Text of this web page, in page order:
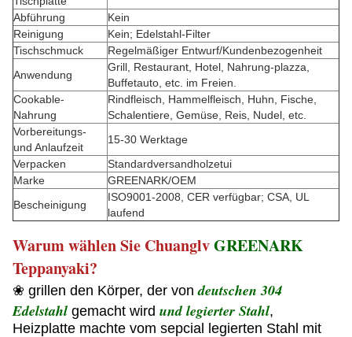
Abführung
Kein
Reinigung
Kein; Edelstahl-Filter
Tischschmuck
Regelmäßiger Entwurf/Kundenbezogenheit
Anwendung
Grill, Restaurant, Hotel, Nahrung-plazza,
Buffetauto, etc. im Freien.
Cookable-
Nahrung
Rindfleisch, Hammelfleisch, Huhn, Fische,
Schalentiere, Gemüse, Reis, Nudel, etc.
Vorbereitungs-
und Anlaufzeit
15-30 Werktage
Verpacken
Standardversandholzetui
Marke
GREENARK/OEM
Bescheinigung
ISO9001-2008, CER verfügbar; CSA, UL
laufend
Warum wählen Sie ChuanglvGREENARK
Teppanyaki?
❀ grillen den Körper, der vondeutschen 304
Edelstahl gemacht wird und legierter Stahl,
Heizplatte machte vom sepcial legierten Stahl mit